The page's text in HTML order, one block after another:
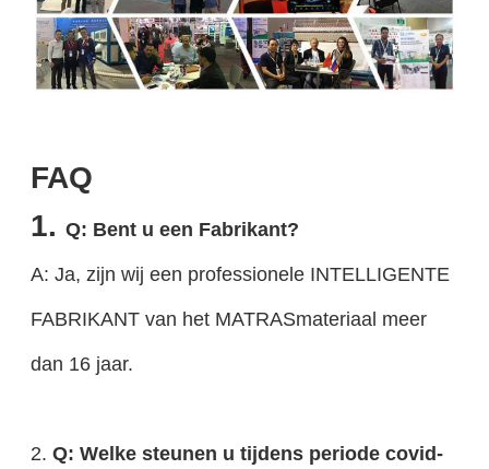
FAQ
1. Q: Bent u een Fabrikant?
A: Ja, zijn wij een professionele INTELLIGENTE
FABRIKANT van het MATRASmateriaal meer
dan 16 jaar.
2. Q: Welke steunen u tijdens periode covid-